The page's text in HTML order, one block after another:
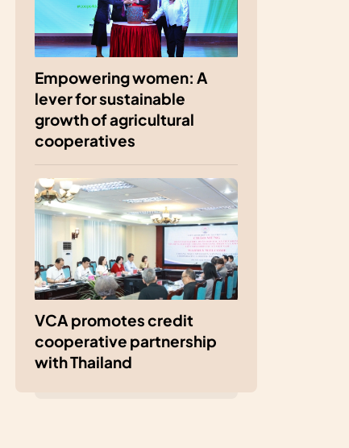
Empowering women: A
lever for sustainable
growth of agricultural
cooperatives
VCA promotes credit
cooperative partnership
with Thailand